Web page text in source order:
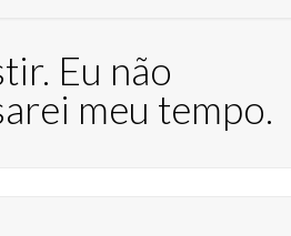
Eu não
meu tempo.